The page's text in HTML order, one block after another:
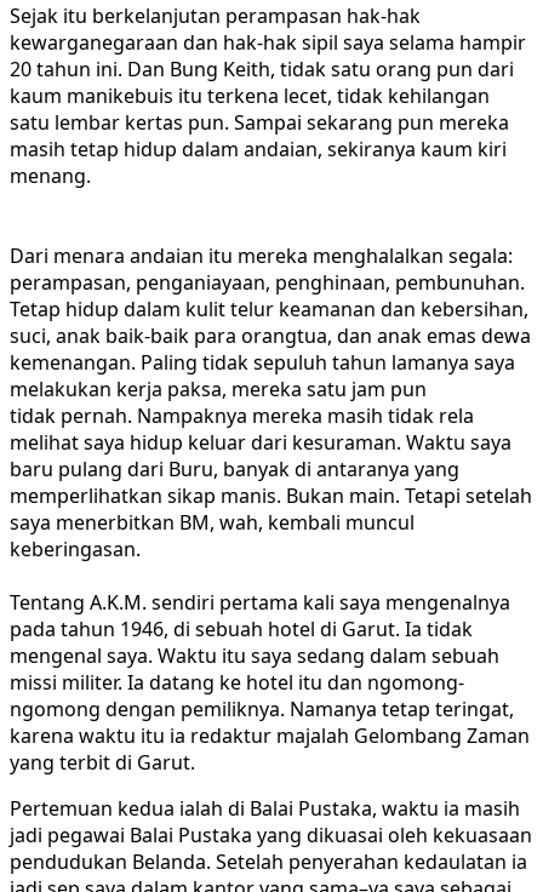
Sejak itu berkelanjutan perampasan hak-hak
kewarganegaraan dan hak-hak sipil saya selama hampir
20 tahun ini. Dan Bung Keith, tidak satu orang pun dari
kaum manikebuis itu terkena lecet, tidak kehilangan
satu lembar kertas pun. Sampai sekarang pun mereka
masih tetap hidup dalam andaian, sekiranya kaum kiri
menang.
Dari menara andaian itu mereka menghalalkan segala:
perampasan, penganiayaan, penghinaan, pembunuhan.
Tetap hidup dalam kulit telur keamanan dan kebersihan,
suci, anak baik-baik para orangtua, dan anak emas dewa
kemenangan. Paling tidak sepuluh tahun lamanya saya
melakukan kerja paksa, mereka satu jam pun
tidak pernah. Nampaknya mereka masih tidak rela
melihat saya hidup keluar dari kesuraman. Waktu saya
baru pulang dari Buru, banyak di antaranya yang
memperlihatkan sikap manis. Bukan main. Tetapi setelah
saya menerbitkan BM, wah, kembali muncul
keberingasan.
Tentang A.K.M. sendiri pertama kali saya mengenalnya
pada tahun 1946, di sebuah hotel di Garut. Ia tidak
mengenal saya. Waktu itu saya sedang dalam sebuah
missi militer. Ia datang ke hotel itu dan ngomong-
ngomong dengan pemiliknya. Namanya tetap teringat,
karena waktu itu ia redaktur majalah Gelombang Zaman
yang terbit di Garut.
Pertemuan kedua ialah di Balai Pustaka, waktu ia masih
jadi pegawai Balai Pustaka yang dikuasai oleh kekuasaan
pendudukan Belanda. Setelah penyerahan kedaulatan ia